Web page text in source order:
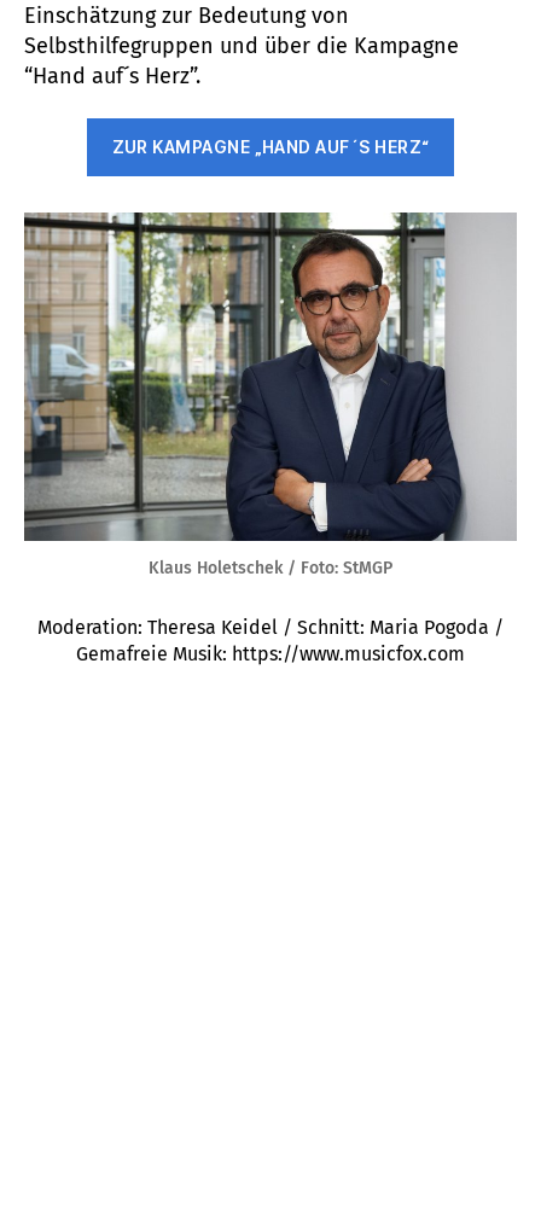
Einschätzung zur Bedeutung von
Selbsthilfegruppen und über die Kampagne
“Hand auf´s Herz”.
ZUR KAMPAGNE „HAND AUF´S HERZ“
Klaus Holetschek / Foto: StMGP
Moderation: Theresa Keidel / Schnitt: Maria Pogoda /
Gemafreie Musik: https://www.musicfox.com